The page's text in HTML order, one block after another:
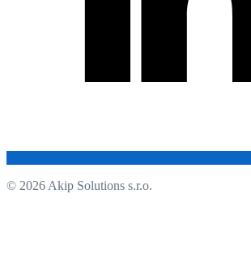
© 2026 Akip Solutions s.r.o.